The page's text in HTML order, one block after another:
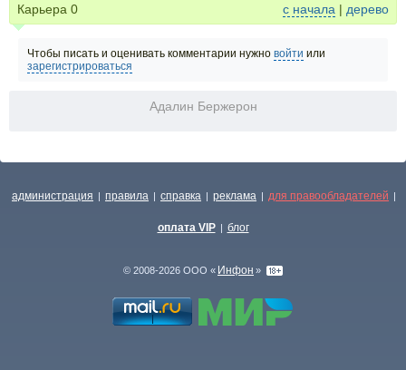
Карьера 0 с начала | дерево
Чтобы писать и оценивать комментарии нужно войти или
зарегистрироваться
Адалин Бержерон
администрация | правила | справка | реклама | для правообладателей |
оплата VIP | блог
© 2008-2026 ООО « Инфон »